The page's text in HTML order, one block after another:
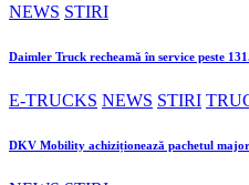
NEWS STIRI
Daimler Truck recheamă în service peste
E-TRUCKS NEWS STIRI
DKV Mobility achiziționează pachetul